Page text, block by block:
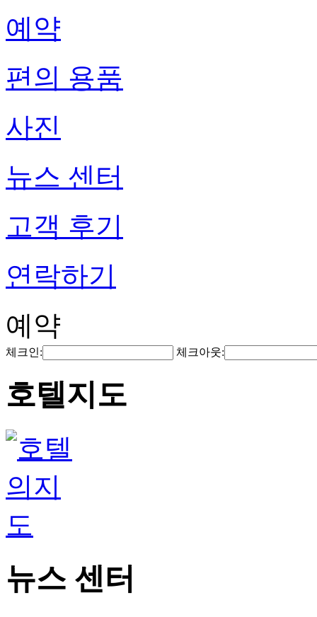
예약
편의 용품
사진
뉴스 센터
고객 후기
연락하기
예약
체크인: 체크아웃:
호텔지도
뉴스 센터